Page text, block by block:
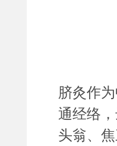
脐灸作
通经络
头翁、